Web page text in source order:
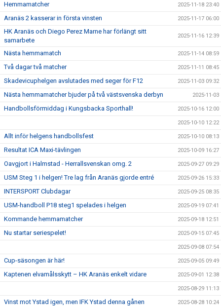
Hemmamatcher 2025-11-18 23:40
Aranäs 2 kasserar in första vinsten 2025-11-17 06:00
HK Aranäs och Diego Perez Marne har förlängt sitt
samarbete
2025-11-16 12:39
Nästa hemmamatch 2025-11-14 08:59
Två dagar två matcher 2025-11-11 08:45
Skadevicuphelgen avslutades med seger för F12 2025-11-03 09:32
Nästa hemmamatcher bjuder på två västsvenska derbyn 2025-11-03
Handbollsförmiddag i Kungsbacka Sporthall! 2025-10-16 12:00
2025-10-10 12:22
Allt inför helgens handbollsfest 2025-10-10 08:13
Resultat ICA Maxi-tävlingen 2025-10-09 16:27
Oavgjort i Halmstad - Herrallsvenskan omg. 2 2025-09-27 09:29
USM Steg 1 i helgen! Tre lag från Aranäs gjorde entré 2025-09-26 15:33
INTERSPORT Clubdagar 2025-09-25 08:35
USM-handboll P18 steg1 spelades i helgen 2025-09-19 07:41
Kommande hemmamatcher 2025-09-18 12:51
Nu startar seriespelet! 2025-09-15 07:45
2025-09-08 07:54
Cup-säsongen är här! 2025-09-05 09:49
Kaptenen elvamålsskytt – HK Aranäs enkelt vidare 2025-09-01 12:38
2025-08-29 11:13
Vinst mot Ystad igen, men IFK Ystad denna gånen 2025-08-28 10:24